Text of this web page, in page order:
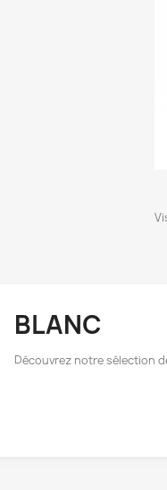
BLANC
Découvrez notre sélection